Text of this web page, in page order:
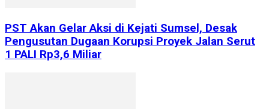
PST Akan Gelar Aksi di Kejati Sumsel, Desak
Pengusutan Dugaan Korupsi Proyek Jalan Serut
1 PALI Rp3,6 Miliar